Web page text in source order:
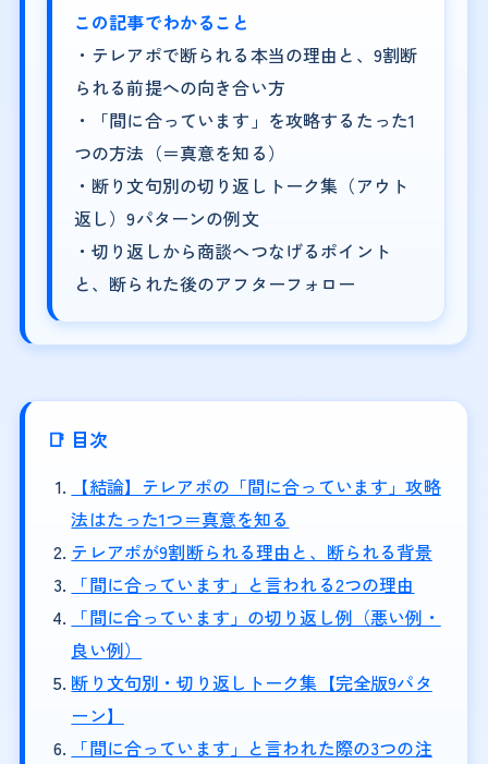
この記事でわかること
・テレアポで断られる本当の理由と、9割断
られる前提への向き合い方
・「間に合っています」を攻略するたった1
つの方法（＝真意を知る）
・断り文句別の切り返しトーク集（アウト
返し）9パターンの例文
・切り返しから商談へつなげるポイント
と、断られた後のアフターフォロー
📑 目次
【結論】テレアポの「間に合っています」攻略
法はたった1つ＝真意を知る
テレアポが9割断られる理由と、断られる背景
「間に合っています」と言われる2つの理由
「間に合っています」の切り返し例（悪い例・
良い例）
断り文句別・切り返しトーク集【完全版9パタ
ーン】
「間に合っています」と言われた際の3つの注